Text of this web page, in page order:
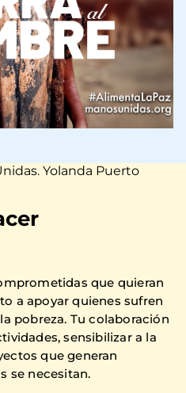
que quieran
a apoyar quienes sufren
pobreza. Tu colaboración
sensibilizar a la
que generan
se necesitan.